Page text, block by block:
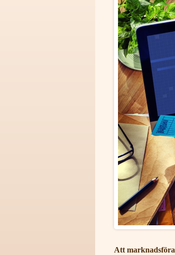
Att